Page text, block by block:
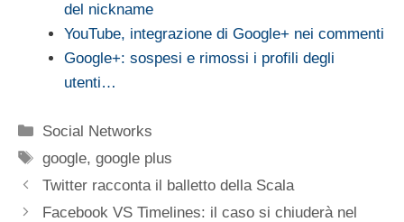
del nickname
YouTube, integrazione di Google+ nei commenti
Google+: sospesi e rimossi i profili degli
utenti…
Categorie
Social Networks
Tag
google,google plus
Twitter racconta il balletto della Scala
Facebook VS Timelines: il caso si chiuderà nel